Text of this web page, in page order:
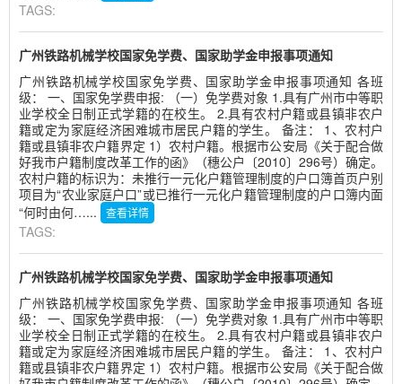
TAGS:
广州铁路机械学校国家免学费、国家助学金申报事项通知
广州铁路机械学校国家免学费、国家助学金申报事项通知 各班
级： 一、国家免学费申报: （一）免学费对象 1.具有广州市中等职
业学校全日制正式学籍的在校生。 2.具有农村户籍或县镇非农户
籍或定为家庭经济困难城市居民户籍的学生。 备注： 1、农村户
籍或县镇非农户籍界定 1）农村户籍。根据市公安局《关于配合做
好我市户籍制度改革工作的函》（穗公户〔2010〕296号）确定。
农村户籍的标识为：未推行一元化户籍管理制度的户口簿首页户别
项目为“农业家庭户口”或已推行一元化户籍管理制度的户口簿内面
“何时由何…...
查看详情
TAGS:
广州铁路机械学校国家免学费、国家助学金申报事项通知
广州铁路机械学校国家免学费、国家助学金申报事项通知 各班
级： 一、国家免学费申报: （一）免学费对象 1.具有广州市中等职
业学校全日制正式学籍的在校生。 2.具有农村户籍或县镇非农户
籍或定为家庭经济困难城市居民户籍的学生。 备注： 1、农村户
籍或县镇非农户籍界定 1）农村户籍。根据市公安局《关于配合做